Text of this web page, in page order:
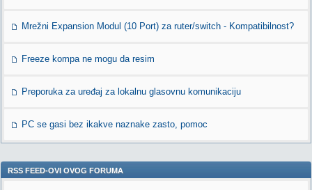
Mrežni Expansion Modul (10 Port) za ruter/switch - Kompatibilnost?
Freeze kompa ne mogu da resim
Preporuka za uređaj za lokalnu glasovnu komunikaciju
PC se gasi bez ikakve naznake zasto, pomoc
RSS FEED-OVI OVOG FORUMA